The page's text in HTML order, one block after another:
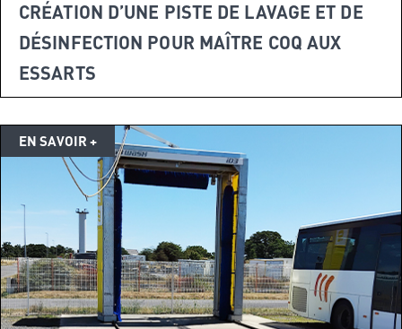
CRÉATION D’UNE PISTE DE LAVAGE ET DE
DÉSINFECTION POUR MAÎTRE COQ AUX
ESSARTS